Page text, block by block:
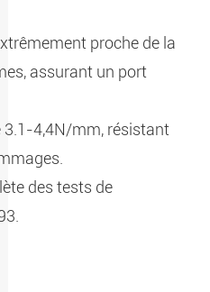
proche de la
assurant un port
3.1-4,4N/mm, résistant
des tests de